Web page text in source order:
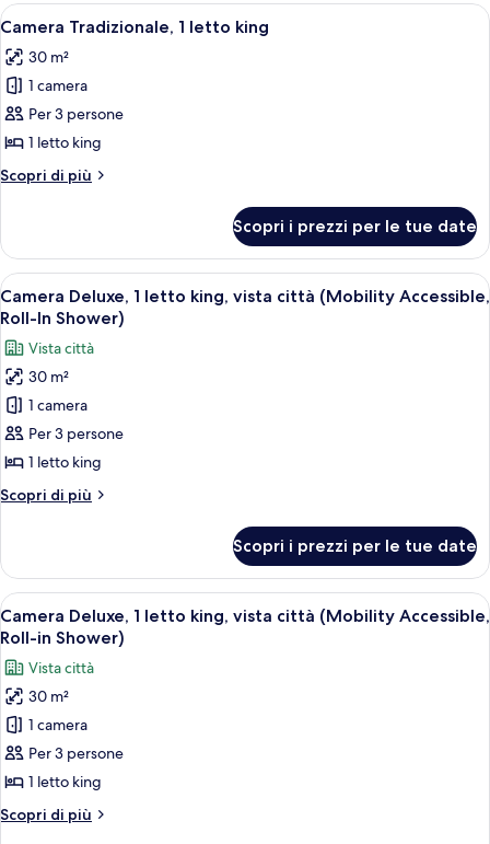
letto
Apri
tutte
le
foto
per
Camera
Tradizionale,
1
king
Una camera d'albergo con un letto
2
Camera Tradizionale, 1 letto king
30 m²
1 camera
Per 3 persone
1 letto king
Scopri di più
Altri
Tradizionale,
letto
king
Scopri i prezzi per le tue date
Apri
tutte
le
foto
per
Camera
Deluxe,
1
letto
king,
città
(Mobility
Accessible,
Roll-
In
Shower)
Una camera d'hotel moderna con
6
Camera Deluxe, 1 letto king, vista città (Mobility Accessible,
Roll-In Shower)
Vista città
30 m²
1 camera
Per 3 persone
1 letto king
Scopri di più
Altri
Deluxe,
letto
king,
città
(Mobility
Accessible,
Roll-
In
Scopri i prezzi per le tue date
Apri
tutte
le
foto
per
Camera
Deluxe,
1
letto
king,
Una camera d'hotel moderna con
6
Camera Deluxe, 1 letto king, vista città (Mobility Accessible,
Roll-in Shower)
Vista città
30 m²
1 camera
Per 3 persone
1 letto king
Scopri di più
Altri